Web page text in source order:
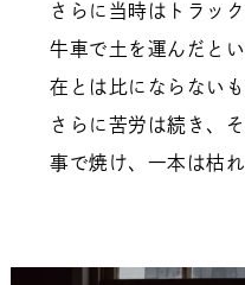
さらに当時はトラッ
牛車で土を運んだと
在とは比にならないも
さらに苦労は続き、
事で焼け、一本は枯れ